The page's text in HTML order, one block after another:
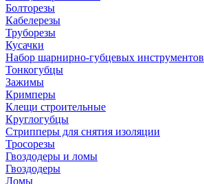
Болторезы
Кабелерезы
Труборезы
Кусачки
Набор шарнирно-губцевых инструментов
Тонкогубцы
Зажимы
Кримперы
Клещи строительные
Круглогубцы
Стрипперы для снятия изоляции
Тросорезы
Гвоздодеры и ломы
Гвоздодеры
Ломы